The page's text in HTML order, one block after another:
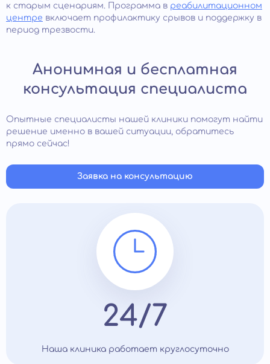
к старым сценариям. Программа в реабилитационном
центре включает профилактику срывов и поддержку в
период трезвости.
Анонимная и бесплатная
консультация специалиста
Опытные специалисты нашей клиники помогут найти
решение именно в вашей ситуации, обратитесь
прямо сейчас!
Заявка на консультацию
24/7
Наша клиника работает круглосуточно